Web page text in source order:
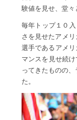
験値を見せ、堂々
毎年トップ１０
さを見せたアメ
選手であるアメ
マンスを見せ続
ってきたものの
た。